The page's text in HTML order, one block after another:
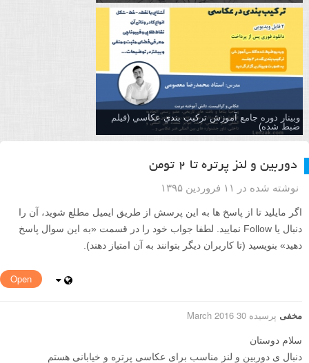
وبینار دوره جامع آموزش تركيب بندي عكاسي (فیلم
ضبط شده)
دوربین و لنز پرتره تا ۲ تومن
نوشته شده در ۱۱ فروردین ۱۳۹۵
اگر مایلید تا از پاسخ ها به این پرسش از طریق ایمیل مطلع شوید، آن را
دنبال یا Follow نمایید. لطفا جواب خود را در قسمت «به این سوال پاسخ
دهید» بنویسید (تا کاربران دیگر بتوانند به آن امتیاز دهند).
Open
مخفی پرسیده 30 March 2016
سلام دوستان
دنبال ی دوربین و لنز مناسب برای عکاسی پرتره و خیابانی هستم